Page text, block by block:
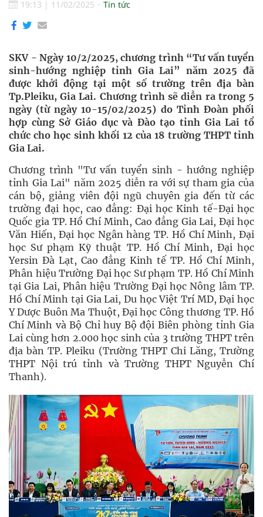
19:13 | 11/02/2025 Tin tức
SKV - Ngày 10/2/2025, chương trình “Tư vấn tuyển
sinh-hướng nghiệp tỉnh Gia Lai” năm 2025 đã
được khởi động tại một số trường trên địa bàn
Tp.Pleiku, Gia Lai. Chương trình sẽ diễn ra trong 5
ngày (từ ngày 10-15/02/2025) do Tỉnh Đoàn phối
hợp cùng Sở Giáo dục và Đào tạo tỉnh Gia Lai tổ
chức cho học sinh khối 12 của 18 trường THPT tỉnh
Gia Lai.
Chương trình "Tư vấn tuyển sinh - hướng nghiệp
tỉnh Gia Lai" năm 2025 diễn ra với sự tham gia của
cán bộ, giảng viên đội ngũ chuyên gia đến từ các
trường đại học, cao đẳng: Đại học Kinh tế-Đại học
Quốc gia TP. Hồ Chí Minh, Cao đẳng Gia Lai, Đại học
Văn Hiến, Đại học Ngân hàng TP. Hồ Chí Minh, Đại
học Sư phạm Kỹ thuật TP. Hồ Chí Minh, Đại học
Yersin Đà Lạt, Cao đẳng Kinh tế TP. Hồ Chí Minh,
Phân hiệu Trường Đại học Sư phạm TP. Hồ Chí Minh
tại Gia Lai, Phân hiệu Trường Đại học Nông lâm TP.
Hồ Chí Minh tại Gia Lai, Du học Việt Trí MD, Đại học
Y Dược Buôn Ma Thuột, Đại học Công thương TP. Hồ
Chí Minh và Bộ Chỉ huy Bộ đội Biên phòng tỉnh Gia
Lai cùng hơn 2.000 học sinh của 3 trường THPT trên
địa bàn TP. Pleiku (Trường THPT Chi Lăng, Trường
THPT Nội trú tỉnh và Trường THPT Nguyễn Chí
Thanh).